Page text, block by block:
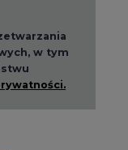
w tym